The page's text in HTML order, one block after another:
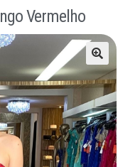
Vermelho
🔍